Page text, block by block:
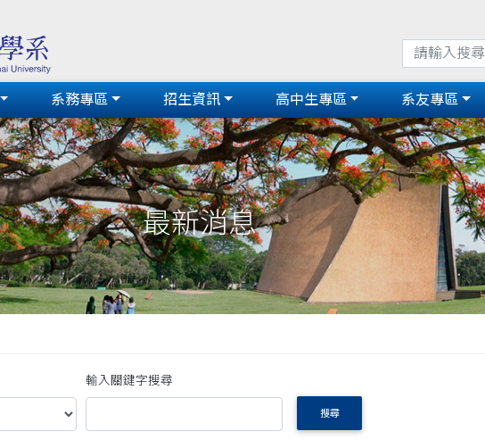
系務專區 招生資訊 高中生專區 系友專區
最新消息
輸入關鍵字搜尋
搜尋